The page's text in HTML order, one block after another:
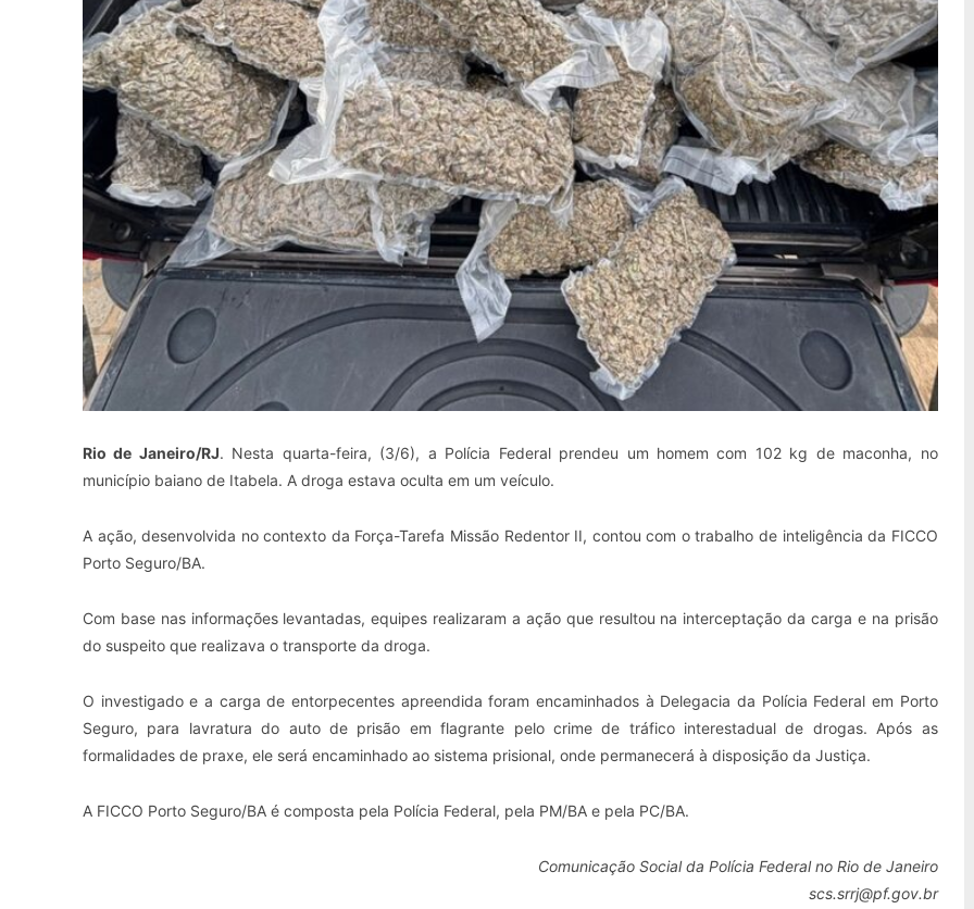
Rio de Janeiro/RJ. Nesta quarta-feira, (3/6), a Polícia Federal prendeu um homem com 102 kg de maconha, no
município baiano de Itabela. A droga estava oculta em um veículo.
A ação, desenvolvida no contexto da Força-Tarefa Missão Redentor II, contou com o trabalho de inteligência da FICCO
Porto Seguro/BA.
Com base nas informações levantadas, equipes realizaram a ação que resultou na interceptação da carga e na prisão
do suspeito que realizava o transporte da droga.
O investigado e a carga de entorpecentes apreendida foram encaminhados à Delegacia da Polícia Federal em Porto
Seguro, para lavratura do auto de prisão em flagrante pelo crime de tráfico interestadual de drogas. Após as
formalidades de praxe, ele será encaminhado ao sistema prisional, onde permanecerá à disposição da Justiça.
A FICCO Porto Seguro/BA é composta pela Polícia Federal, pela PM/BA e pela PC/BA.
Comunicação Social da Polícia Federal no Rio de Janeiro
scs.srrj@pf.gov.br